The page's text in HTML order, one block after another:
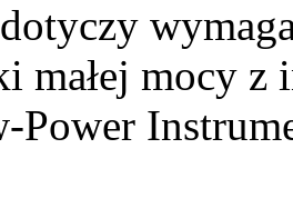
małej mocy
Power